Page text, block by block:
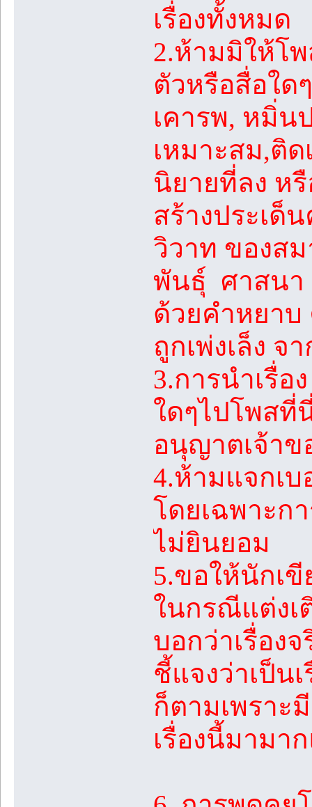
เรื่องทั้งหมด
2.ห้ามมิให้โ
ตัวหรือสื่อใด
เคารพ, หมิ่น
เหมาะสม,ติ
นิยายที่ลง ห
สร้างประเด็
วิวาท ของสม
พันธุ์ ศาสนา
ด้วยคำหยาบ
ถูกเพ่งเล็ง จ
3.การนำเรื่
ใดๆไปโพส
อนุญาตเจ้าข
4.ห้ามแจกเบ
โดยเฉพาะก
ไม่ยินยอม
5.ขอให้นักเ
ในกรณีแต่งเ
บอกว่าเรื่อง
ชี้แจงว่าเป็น
ก็ตามเพราะ
เรื่องนี้มามา